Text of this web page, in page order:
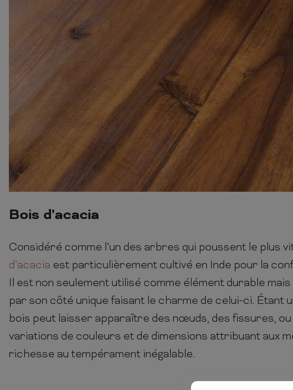
Bois d'acacia
Considéré comme l’un des arbres qui poussent le plus
d’acacia est particulièrement cultivé en Inde pour la
Il est non seulement utilisé comme élément durable
par son côté unique faisant le charme de celui-ci. Étant
bois peut laisser apparaître des nœuds, des fissures,
variations de couleurs et de dimensions attribuant aux
richesse au tempérament inégalable.